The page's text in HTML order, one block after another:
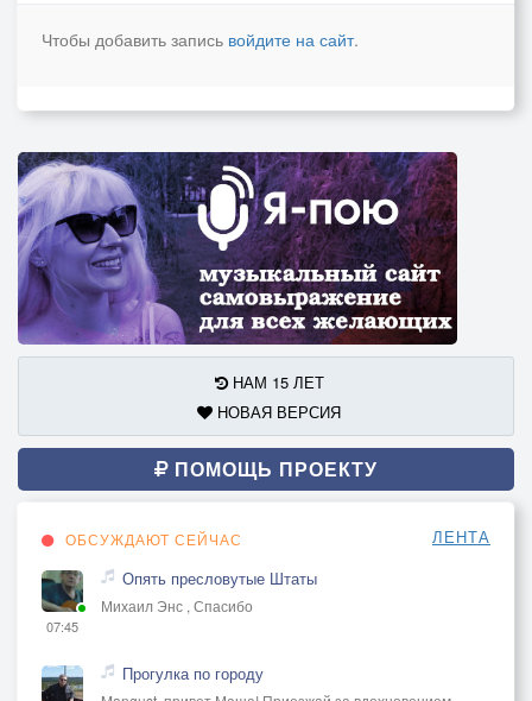
Чтобы добавить запись войдите на сайт.
НАМ 15 ЛЕТ
НОВАЯ ВЕРСИЯ
ПОМОЩЬ ПРОЕКТУ
ОБСУЖДАЮТ СЕЙЧАС ЛЕНТА
07:45
Опять пресловутые Штаты
Михаил Энс , Спасибо
Прогулка по городу